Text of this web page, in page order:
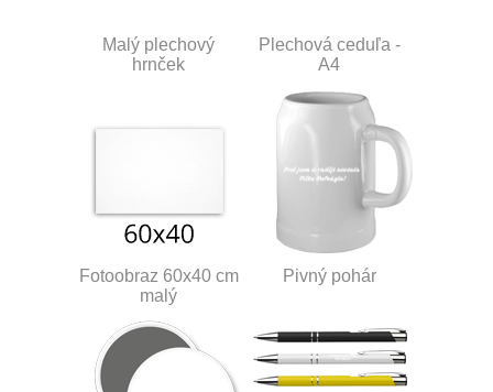
Malý plechový
hrnček
Plechová ceduľa -
A4
Fotoobraz 60x40 cm
malý
Pivný pohár